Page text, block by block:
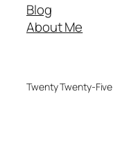
Blog
About Me
Twenty Twenty-Five